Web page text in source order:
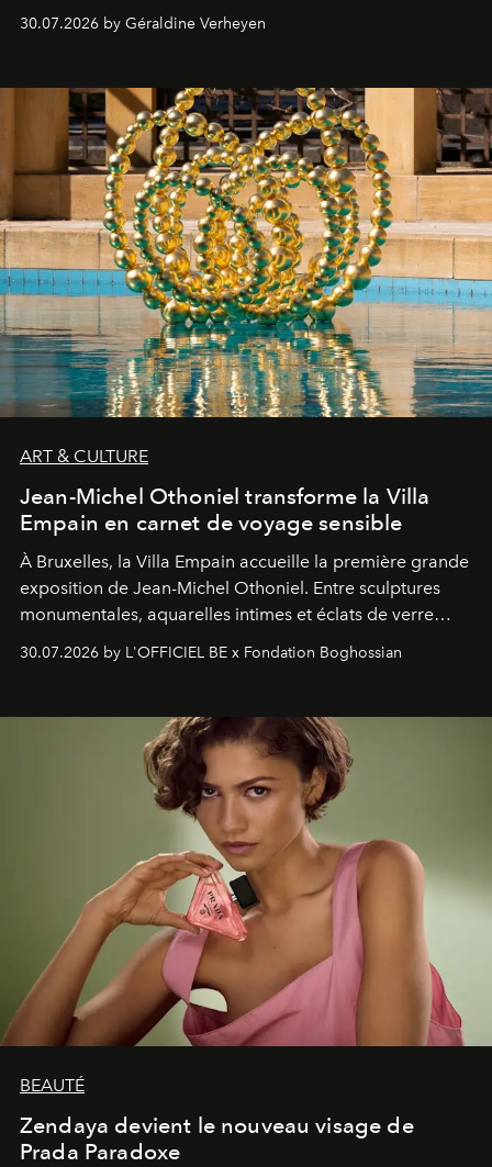
plateformes de streaming en août 2026.
30.07.2026 by Géraldine Verheyen
ART & CULTURE
Jean-Michel Othoniel transforme la Villa
Empain en carnet de voyage sensible
À Bruxelles, la Villa Empain accueille la première grande
exposition de Jean-Michel Othoniel. Entre sculptures
monumentales, aquarelles intimes et éclats de verre
soufflé, l’artiste français compose un itinéraire
émotionnel où chaque œuvre devient le souvenir
émerveillement.
30.07.2026 by L'OFFICIEL BE x Fondation Boghossian
BEAUTÉ
Zendaya devient le nouveau visage de
Prada Paradoxe